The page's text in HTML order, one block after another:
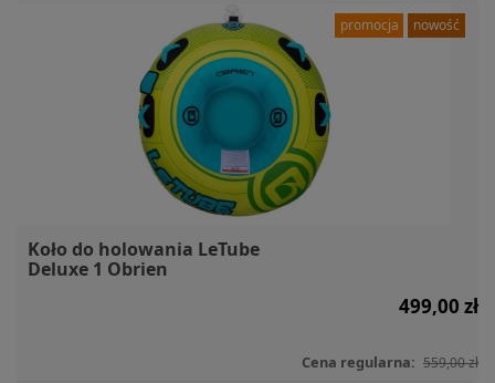
Koło do holowania LeTube
Deluxe 1 Obrien
499,00 zł
Cena regularna: 559,00 zł
promocja nowość